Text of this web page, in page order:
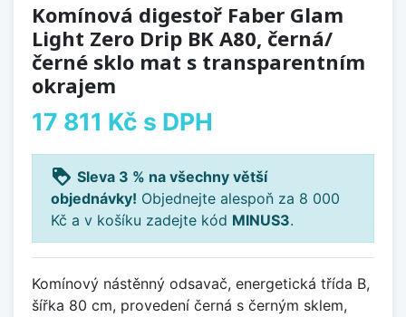
Komínová digestoř Faber Glam
Light Zero Drip BK A80, černá/
černé sklo mat s transparentním
okrajem
17 811 Kč s DPH
loyalty Sleva 3 % na všechny větší
objednávky! Objednejte alespoň za 8 000
Kč a v košíku zadejte kód MINUS3.
Komínový nástěnný odsavač, energetická třída B,
šířka 80 cm, provedení černá s černým sklem,